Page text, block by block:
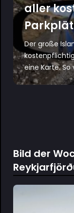
aller
Der große
eine Karte.
Bild der